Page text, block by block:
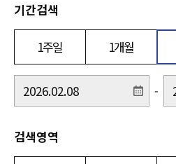
기간검색
1주일 1개월
-
검색영역